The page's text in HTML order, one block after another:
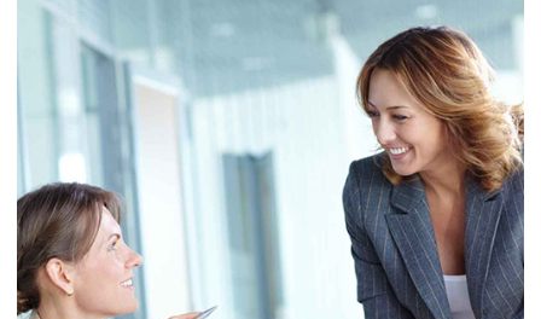
Consulting
Project 7